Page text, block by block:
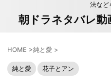
法など
朝ドラネタバレ動
HOME >純と愛 >
純と愛 花子とアン